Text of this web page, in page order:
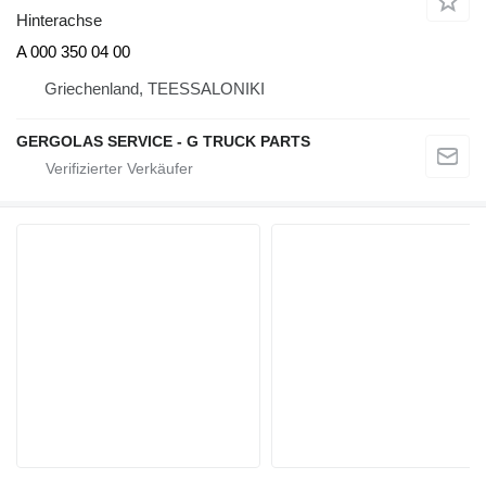
Hinterachse
A 000 350 04 00
Griechenland, TEESSALONIKI
GERGOLAS SERVICE - G TRUCK PARTS